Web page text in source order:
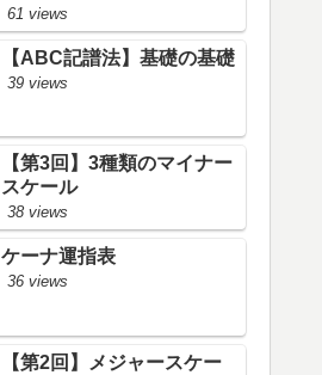
61 views
【ABC記譜法】基礎の基礎
39 views
【第3回】3種類のマイナー
スケール
38 views
ケーナ運指表
36 views
【第2回】メジャースケー